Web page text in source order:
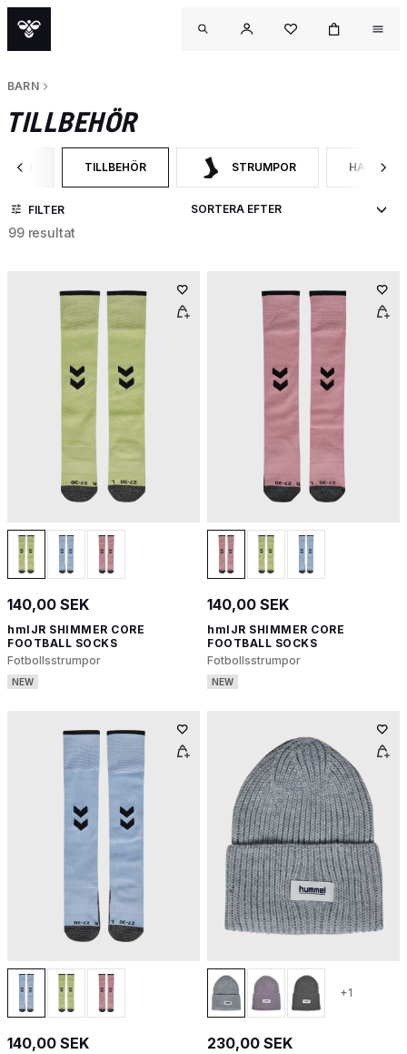
BARN
TILLBEHÖR
BARN EFTER CATEGORY: BARN
TILLBEHÖRVALD FÖR NÄRVARANDE SORTERAS DET EFTER
STRUMPOR
SORTERA EFTER CATEGORY:HATTAR
SORTERA
FILTER
99 resultat
140,00 SEK
hmlJR SHIMMER CORE
FOOTBALL SOCKS
Fotbollsstrumpor
NEW
140,00 SEK
hmlJR SHIMMER CORE
FOOTBALL SOCKS
Fotbollsstrumpor
NEW
140,00 SEK
+1
230,00 SEK